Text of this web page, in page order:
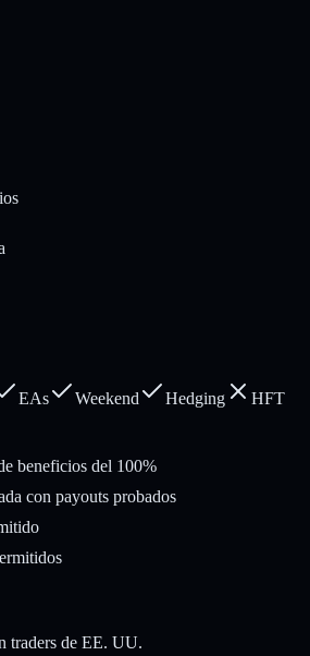
EAs Weekend Hedging
HFT
beneficios del 100%
con payouts probados
traders de EE. UU.